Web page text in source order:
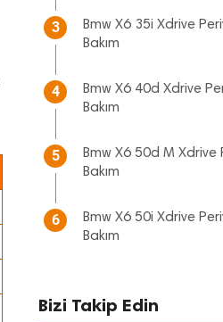
3
Bmw X6 35i Xdrive
Bakım
4
Bmw X6 40d Xdrive
Bakım
5
Bmw X6 50d M Xdrive
Bakım
6
Bmw X6 50i Xdrive
Bakım
Bizi Takip Edin